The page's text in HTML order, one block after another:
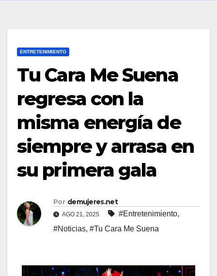
ENTRETENIMIENTO
Tu Cara Me Suena
regresa con la
misma energía de
siempre y arrasa en
su primera gala
Por demujeres.net
AGO 21, 2025 #Entretenimiento,
#Noticias, #Tu Cara Me Suena